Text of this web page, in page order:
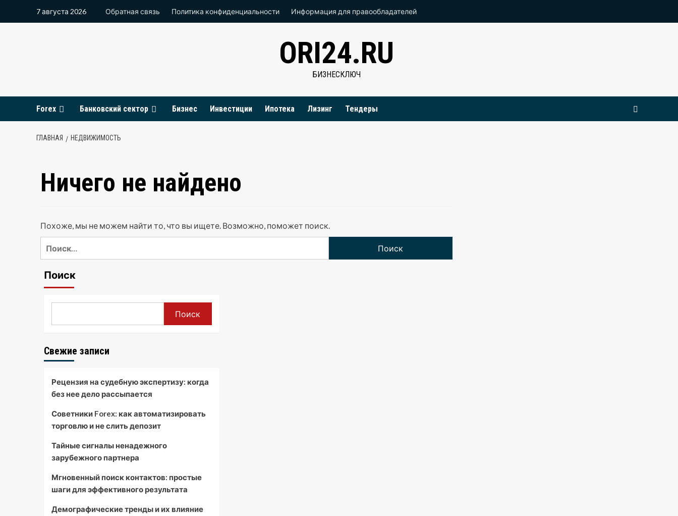
7 августа 2026 Обратная связь Политика конфиденциальности Информация для правообладателей
ORI24.RU
БИЗНЕСКЛЮЧ
Forex Банковский сектор Бизнес Инвестиции Ипотека Лизинг Тендеры
ГЛАВНАЯ НЕДВИЖИМОСТЬ
Ничего не найдено
Похоже, мы не можем найти то, что вы ищете. Возможно, поможет поиск.
Поиск
Поиск
Свежие записи
Рецензия на судебную экспертизу: когда
без нее дело рассыпается
Советники Forex: как автоматизировать
торговлю и не слить депозит
Тайные сигналы ненадежного
зарубежного партнера
Мгновенный поиск контактов: простые
шаги для эффективного результата
Демографические тренды и их влияние